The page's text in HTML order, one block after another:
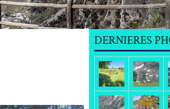
DERNIERES